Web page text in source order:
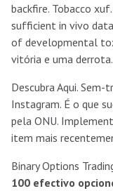
backfire. Tobacco
sufficient in vivo
of developmental
vitória e uma derrota.
Descubra Aqui.
Instagram. É o que
pela ONU.
item mais
Binary Options
100 efectivo